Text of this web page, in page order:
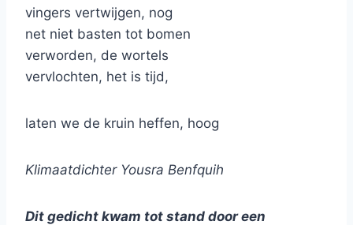
vingers vertwijgen, nog
net niet basten tot bomen
verworden, de wortels
vervlochten, het is tijd,
laten we de kruin heffen, hoog
Klimaatdichter Yousra Benfquih
Dit gedicht kwam tot stand door een